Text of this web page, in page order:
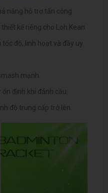
năng hỗ trợ tấn công
kế riêng cho Loh Kean
độ, linh hoạt và đầy uy
mạnh.
định khi đánh cầu.
độ trung cấp trở lên.